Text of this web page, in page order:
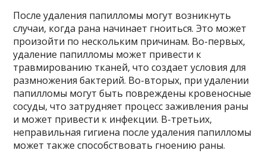
После удаления папилломы могут возникнуть
случаи, когда рана начинает гноиться. Это может
произойти по нескольким причинам. Во-первых,
удаление папилломы может привести к
травмированию тканей, что создает условия для
размножения бактерий. Во-вторых, при удалении
папилломы могут быть повреждены кровеносные
сосуды, что затрудняет процесс заживления раны
и может привести к инфекции. В-третьих,
неправильная гигиена после удаления папилломы
может также способствовать гноению раны.